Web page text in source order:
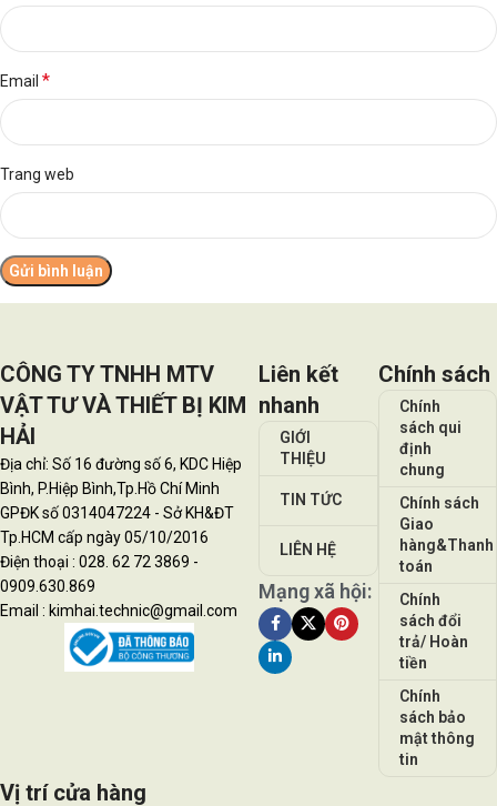
Email *
Trang web
CÔNG TY TNHH MTV
VẬT TƯ VÀ THIẾT BỊ KIM
HẢI
Địa chỉ: Số 16 đường số 6, KDC Hiệp
Bình, P.Hiệp Bình,Tp.Hồ Chí Minh
GPĐK số 0314047224 - Sở KH&ĐT
Tp.HCM cấp ngày 05/10/2016
Điện thoại : 028. 62 72 3869 -
0909.630.869
Email : kimhai.technic@gmail.com
Liên kết
nhanh
GIỚI
THIỆU
TIN TỨC
LIÊN HỆ
Mạng xã hội:
Chính sách
Chính
sách qui
định
chung
Chính sách
Giao
hàng&Thanh
toán
Chính
sách đổi
trả/ Hoàn
tiền
Chính
sách bảo
mật thông
tin
Vị trí cửa hàng